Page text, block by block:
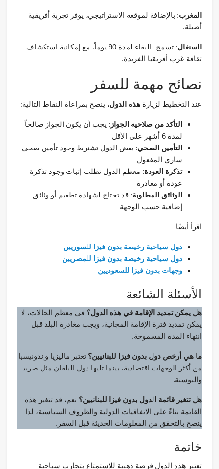
المغرب: بالإضافة لموقعه الاستراتيجي، يوفر تجربة أفريقية
أصيلة.
السنغال
: تسمح بالبقاء لمدة 90 يوماً، مع إمكانية استكشاف
ثقافة غرب أفريقيا الفريدة.
نصائح مهمة للسفر
عند التخطيط لزيارة هذه الدول، ينصح بمراعاة النقاط التالية:
التأكد من صلاحية الجواز : يجب أن يكون الجواز صالحاً
لمدة 6 أشهر على الأقل
التأمين الصحي: بعض الدول تشترط وجود تأمين صحي
ساري المفعول
تذكرة العودة: معظم الدول تطلب إثبات وجود تذكرة
عودة أو مغادرة
الوثائق المطلوبة: قد تحتاج لشهادة تطعيم أو وثائق
إضافية حسب الوجهة
اقرأ أيضًا:
دول سياحية رخيصة بدون فيزا للسوريين
دول سياحية رخيصة بدون فيزا للمصريين
وجهات بدون فيزا للسعوديين
الأسئلة الشائعة
هل يمكن تمديد الإقامة في هذه الدول؟ في معظم الحالات، لا
يمكن تمديد فترة الإقامة المجانية، ويجب مغادرة البلد قبل
انتهاء المدة المسموحة.
ما هي أرخص دول بدون فيزا للبنانيين؟ تعتبر ماليزيا وإندونيسيا
من أكثر الوجهات اقتصادية، بينما تليها دول البلقان مثل صربيا
والبوسنة.
هل تتغير قائمة ا لدول بدون فيزا للبنانيين؟ نعم، قد تتغير هذه
القائمة بناءً على الاتفاقيات الدولية والظروف السياسية، لذا
ينصح بالتحقق من المعلومات الحديثة قبل السفر.
خاتمة
تعتبر هذه الدول فرصة ذهبية للاستمتاع بتجارب سياحية